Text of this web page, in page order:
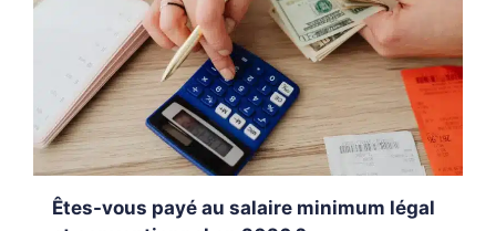
Êtes-vous payé au salaire minimum légal